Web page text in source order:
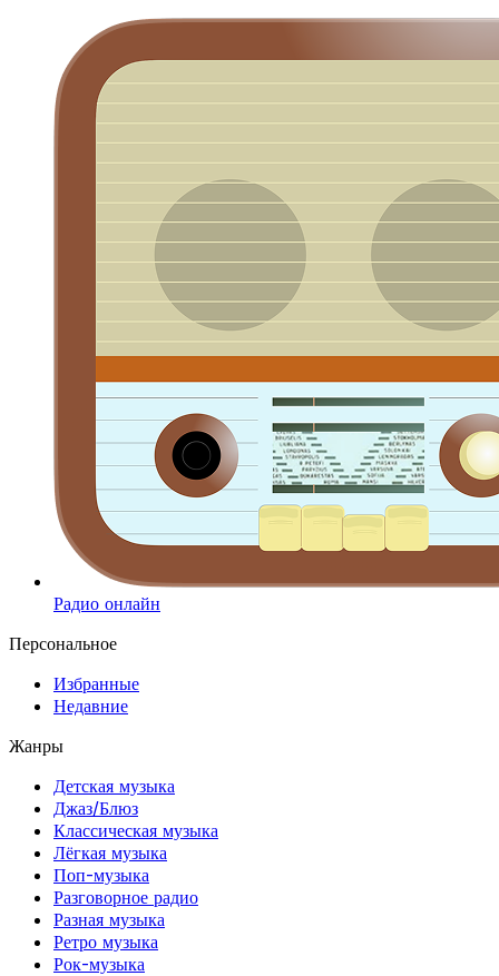
Радио онлайн
Персональное
Избранные
Недавние
Жанры
Детская музыка
Джаз/Блюз
Классическая музыка
Лёгкая музыка
Поп-музыка
Разговорное радио
Разная музыка
Ретро музыка
Рок-музыка